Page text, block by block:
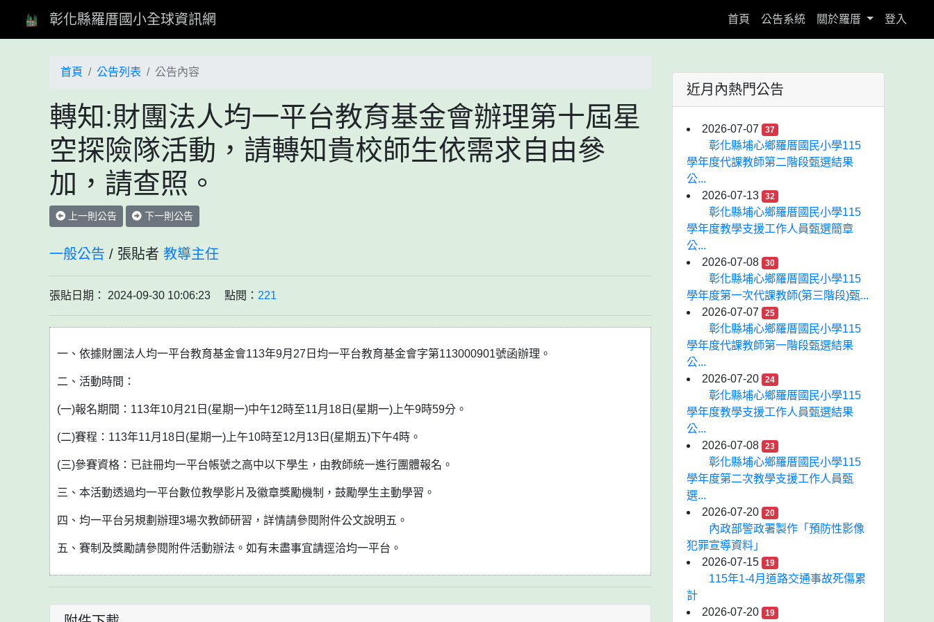
彰化縣羅厝國小全球資訊網 首頁 (current)
公告系統 關於羅厝 登入
首頁 公告列表 公告內容
轉知:財團法人均一平台教育基金會辦理第十屆星
空探險隊活動，請轉知貴校師生依需求自由參
加，請查照。
上一則公告 下一則公告
一般公告 / 張貼者 教導主任
張貼日期： 2024-09-30 10:06:23 點閱： 221
一、依據財團法人均一平台教育基金會113年9月27日均一平台教育基金會字第113000901號函辦理。
二、活動時間：
(一)報名期間：113年10月21日(星期一)中午12時至11月18日(星期一)上午9時59分。
(二)賽程：113年11月18日(星期一)上午10時至12月13日(星期五)下午4時。
(三)參賽資格：已註冊均一平台帳號之高中以下學生，由教師統一進行團體報名。
三、本活動透過均一平台數位教學影片及徽章獎勵機制，鼓勵學生主動學習。
四、均一平台另規劃辦理3場次教師研習，詳情請參閱附件公文說明五。
五、賽制及獎勵請參閱附件活動辦法。如有未盡事宜請逕洽均一平台。
近月內熱門公告
2026-07-07 37
彰化縣埔心鄉羅厝國民小學115
學年度代課教師第二階段甄選結果
公...
2026-07-13
32
彰化縣埔心鄉羅厝國民小學115
學年度教學支援工作人員甄選簡章
公...
2026-07-08
30
彰化縣埔心鄉羅厝國民小學115
學年度第一次代課教師(第三階段)甄...
2026-07-07
25
彰化縣埔心鄉羅厝國民小學115
學年度代課教師第一階段甄選結果
公...
2026-07-20
24
彰化縣埔心鄉羅厝國民小學115
學年度教學支援工作人員甄選結果
公...
2026-07-08
23
彰化縣埔心鄉羅厝國民小學115
學年度第二次教學支援工作人員甄
選...
2026-07-20
20
內政部警政署製作「預防性影像
犯罪宣導資料」
2026-07-15
19
115年1-4月道路交通事故死傷累
計
2026-07-20
19